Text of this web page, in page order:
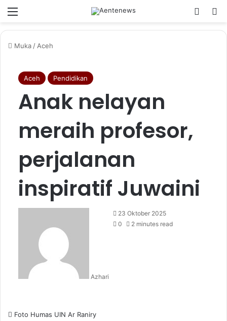
Menu
Muka / Aceh
Aceh Pendidikan
Anak nelayan
meraih profesor,
perjalanan
inspiratif Juwaini
Azhari
23 Oktober 2025
0
2 minutes read
Foto Humas UIN Ar Raniry